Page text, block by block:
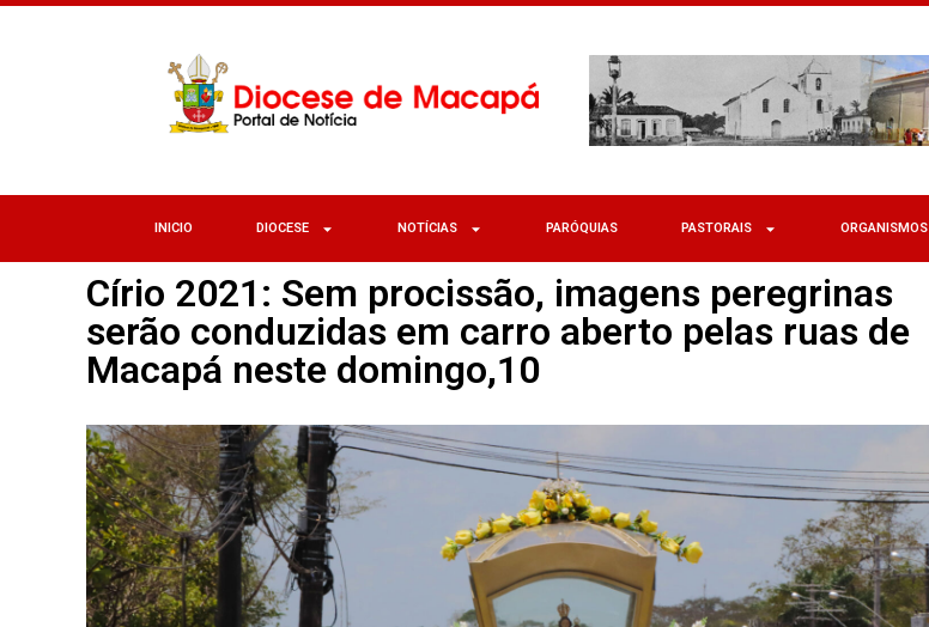
INICIO DIOCESE NOTÍCIAS PARÓQUIAS PASTORAIS ORGANISMOS
Círio 2021: Sem procissão, imagens peregrinas
serão conduzidas em carro aberto pelas ruas de
Macapá neste domingo,10